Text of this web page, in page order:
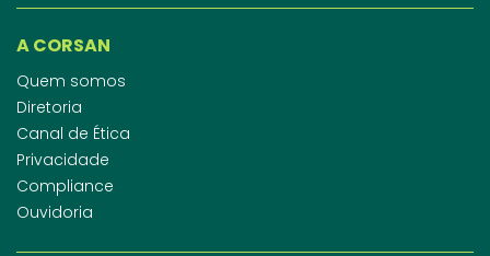
A CORSAN
Quem somos
Diretoria
Canal de Ética
Privacidade
Compliance
Ouvidoria